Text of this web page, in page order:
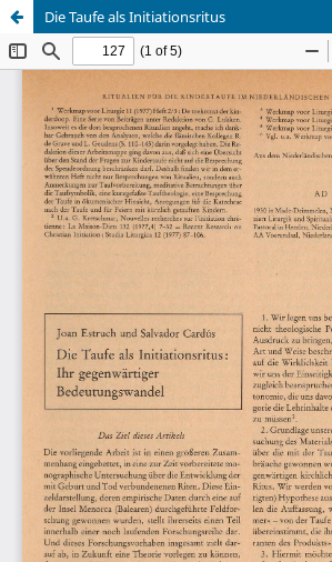
Die Taufe als Initiationsritus